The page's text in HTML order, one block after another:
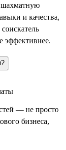
шахматную
и качества,
эффективнее.
— не просто
бизнеса,